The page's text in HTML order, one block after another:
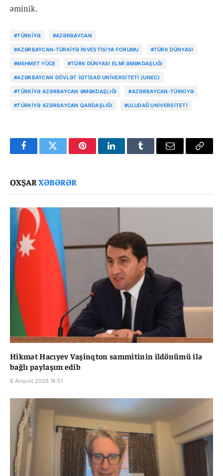
əminik.
#TÜRKIYƏ #AZƏRBAYCAN
#AZƏRBAYCAN-TÜRKIYƏ İNVESTISIYA FORUMU #TÜRK DÜNYASI
#MEHMET YÜCE #TÜRK DÜNYASI ELMI ƏMƏKDAŞLIĞI
#AZƏRBAYCAN DÖVLƏT İQTISAD UNIVERSITETI (UNEC)
#TÜRKIYƏ AZƏRBAYCAN ƏMƏKDAŞLIĞI #AZƏRBAYCAN-TÜRKIYƏ
#TÜRKIYƏ AZƏRBAYCAN QARDAŞLIĞI #ULUDAĞ UNIVERSITETI
FacebookTwitter PinterestLinkedInTumblr Email
Copy
OXŞARXƏBƏRƏR
Hikmət Hacıyev Vaşinqton sammitinin ildönümü ilə
bağlı paylaşım edib
8 Avqust 2026 16:51